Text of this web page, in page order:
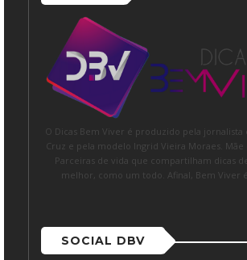
O Dicas Bem Viver é produzido pela jornalista
Cruz e pela modelo Ingrid Vieira Moraes. Mãe
Parceiras de vida que compartilham dicas
melhor, como um todo. Afinal, Bem Viver é
SOCIAL DBV